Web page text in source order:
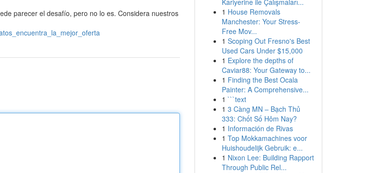
parecer el desafío, pero no lo es. Considera nuestros
Kariyerine ile Çalışmaları...
1 House Removals
Manchester: Your Stress-
Free Mov...
1 Scoping Out Fresno's Best
Used Cars Under $15,000
1 Explore the depths of
Caviar88: Your Gateway to...
1 Finding the Best Ocala
Painter: A Comprehensive...
1 ```text
1 3 Càng MN – Bạch Thủ
333: Chốt Số Hôm Nay?
1 Información de Rivas
1 Top Mokkamachines voor
Huishoudelijk Gebruik: e...
1 Nixon Lee: Building Rapport
Through Public Rel...